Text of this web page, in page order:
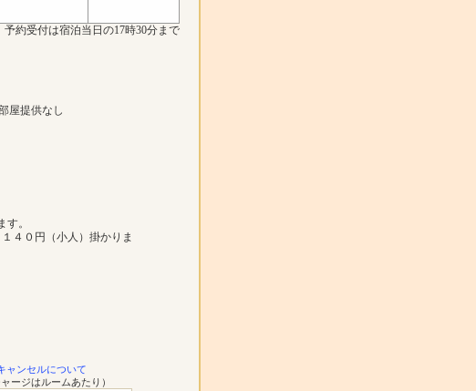
予約受付は宿泊当日の17時30分まで
提供なし
す。
４０円（小人）掛かりま
ャンセルについて
ージはルームあたり）